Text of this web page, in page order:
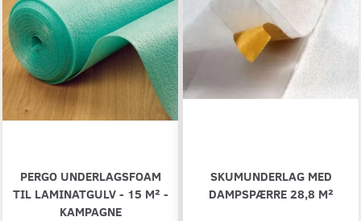
PERGO UNDERLAGSFOAM
TIL LAMINATGULV - 15 M² -
KAMPAGNE
SKUMUNDERLAG MED
DAMPSPÆRRE 28,8 M²